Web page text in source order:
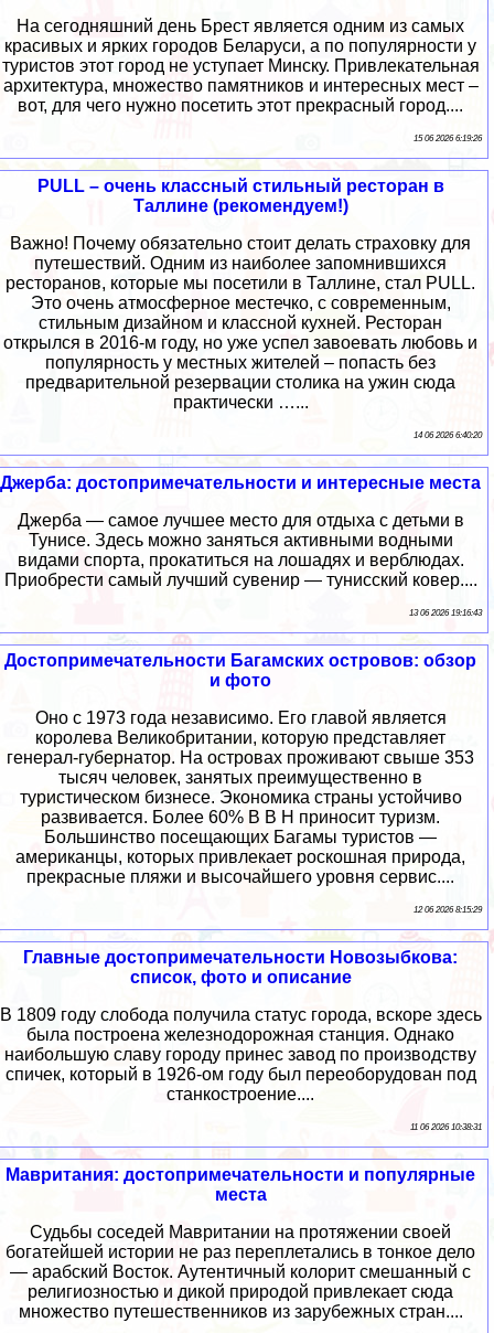
На сегодняшний день Брест является одним из самых
красивых и ярких городов Беларуси, а по популярности у
туристов этот город не уступает Минску. Привлекательная
архитектура, множество памятников и интересных мест –
вот, для чего нужно посетить этот прекрасный город....
15 06 2026 6:19:26
PULL – очень классный стильный ресторан в
Таллине (рекомендуем!)
Важно! Почему обязательно стоит делать страховку для
путешествий. Одним из наиболее запомнившихся
ресторанов, которые мы посетили в Таллине, стал PULL.
Это очень атмосферное местечко, с современным,
стильным дизайном и классной кухней. Ресторан
открылся в 2016-м году, но уже успел завоевать любовь и
популярность у местных жителей – попасть без
предварительной резервации столика на ужин сюда
практически …...
14 06 2026 6:40:20
Джерба: достопримечательности и интересные места
Джерба — самое лучшее место для отдыха с детьми в
Тунисе. Здесь можно заняться активными водными
видами спорта, прокатиться на лошадях и верблюдах.
Приобрести самый лучший сувенир — тунисский ковер....
13 06 2026 19:16:43
Достопримечательности Багамских островов: обзор
и фото
Оно с 1973 года независимо. Его главой является
королева Великобритании, которую представляет
генерал-губернатор. На островах проживают свыше 353
тысяч человек, занятых преимущественно в
туристическом бизнесе. Экономика страны устойчиво
развивается. Более 60% В В Н приносит туризм.
Большинство посещающих Багамы туристов —
американцы, которых привлекает роскошная природа,
прекрасные пляжи и высочайшего уровня сервис....
12 06 2026 8:15:29
Главные достопримечательности Новозыбкова:
список, фото и описание
В 1809 году слобода получила статус города, вскоре здесь
была построена железнодорожная станция. Однако
наибольшую славу городу принес завод по производству
спичек, который в 1926-ом году был переоборудован под
станкостроение....
11 06 2026 10:38:31
Мавритания: достопримечательности и популярные
места
Судьбы соседей Мавритании на протяжении своей
богатейшей истории не раз переплетались в тонкое дело
— арабский Восток. Аутентичный колорит смешанный с
религиозностью и дикой природой привлекает сюда
множество путешественников из зарубежных стран....